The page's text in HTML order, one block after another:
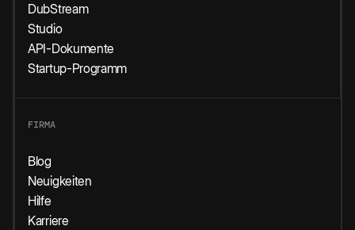
DubStream
Studio
API-Dokumente
Startup-Programm
FIRMA
Blog
Neuigkeiten
Hilfe
Karriere